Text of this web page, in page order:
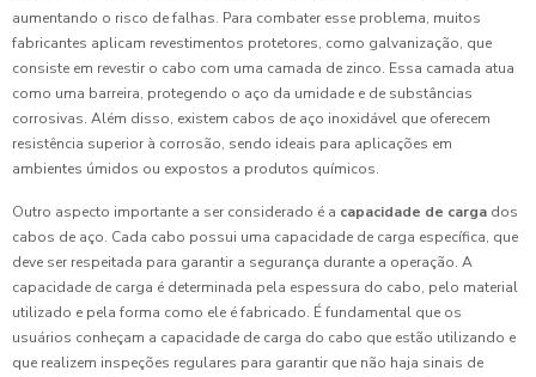
aumentando o risco de falhas. Para combater esse problema, muitos
fabricantes aplicam revestimentos protetores, como galvanização, que
consiste em revestir o cabo com uma camada de zinco. Essa camada atua
como uma barreira, protegendo o aço da umidade e de substâncias
corrosivas. Além disso, existem cabos de aço inoxidável que oferecem
resistência superior à corrosão, sendo ideais para aplicações em
ambientes úmidos ou expostos a produtos químicos.
Outro aspecto importante a ser considerado é a capacidade de carga dos
cabos de aço. Cada cabo possui uma capacidade de carga específica, que
deve ser respeitada para garantir a segurança durante a operação. A
capacidade de carga é determinada pela espessura do cabo, pelo material
utilizado e pela forma como ele é fabricado. É fundamental que os
usuários conheçam a capacidade de carga do cabo que estão utilizando e
que realizem inspeções regulares para garantir que não haja sinais de